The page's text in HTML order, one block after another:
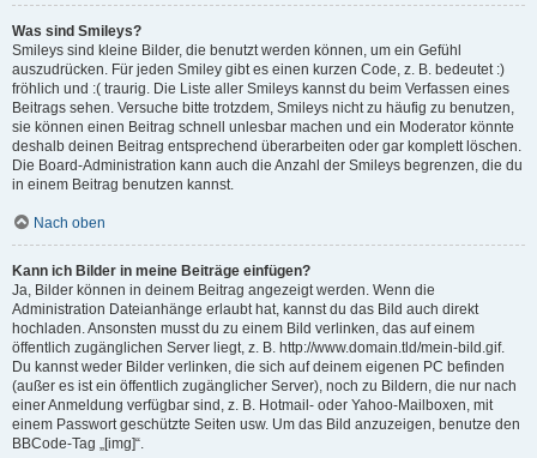
Was sind Smileys?
Smileys sind kleine Bilder, die benutzt werden können, um ein Gefühl
auszudrücken. Für jeden Smiley gibt es einen kurzen Code, z. B. bedeutet :)
fröhlich und :( traurig. Die Liste aller Smileys kannst du beim Verfassen eines
Beitrags sehen. Versuche bitte trotzdem, Smileys nicht zu häufig zu benutzen,
sie können einen Beitrag schnell unlesbar machen und ein Moderator könnte
deshalb deinen Beitrag entsprechend überarbeiten oder gar komplett löschen.
Die Board-Administration kann auch die Anzahl der Smileys begrenzen, die du
in einem Beitrag benutzen kannst.
Nach oben
Kann ich Bilder in meine Beiträge einfügen?
Ja, Bilder können in deinem Beitrag angezeigt werden. Wenn die
Administration Dateianhänge erlaubt hat, kannst du das Bild auch direkt
hochladen. Ansonsten musst du zu einem Bild verlinken, das auf einem
öffentlich zugänglichen Server liegt, z. B. http://www.domain.tld/mein-bild.gif.
Du kannst weder Bilder verlinken, die sich auf deinem eigenen PC befinden
(außer es ist ein öffentlich zugänglicher Server), noch zu Bildern, die nur nach
einer Anmeldung verfügbar sind, z. B. Hotmail- oder Yahoo-Mailboxen, mit
einem Passwort geschützte Seiten usw. Um das Bild anzuzeigen, benutze den
BBCode-Tag „[img]“.